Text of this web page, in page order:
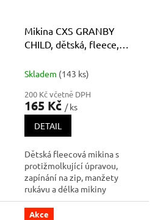
Mikina CXS GRANBY
CHILD, dětská, fleece,
Skladem (143 ks)
200 Kč včetně DPH
165 Kč / ks
DETAIL
Dětská fleecová mikina s
protižmolkující úpravou,
zapínání na zip, manžety
rukávu a délka mikiny
zakončeny gumičkou, boční
kapsy na zip, reflexní doplňky.
Akce